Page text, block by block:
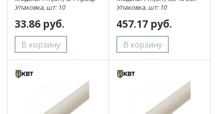
Упаковка, шт: 10
33.86 руб.
Упаковка, шт: 10
457.17 руб.